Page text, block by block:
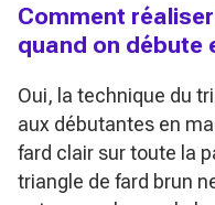
Comment
quand on débute
Oui, la technique du
aux débutantes en
fard clair sur toute la
triangle de fard brun